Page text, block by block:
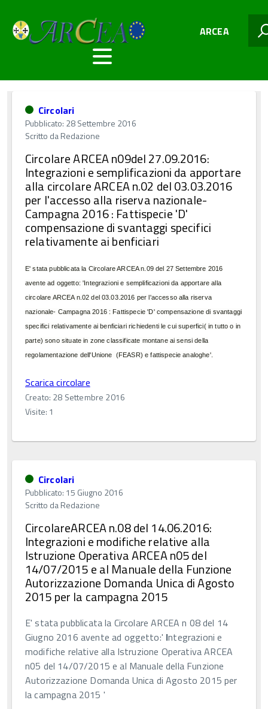
ARCEA
Circolari
Pubblicato: 28 Settembre 2016
Scritto daRedazione
Circolare ARCEA n09del 27.09.2016:
Integrazioni e semplificazioni da apportare
alla circolare ARCEA n.02 del 03.03.2016
per l'accesso alla riserva nazionale-
Campagna 2016 : Fattispecie 'D'
compensazione di svantaggi specifici
relativamente ai benficiari
E' stata pubblicata la Circolare ARCEA n.09 del 27 Settembre 2016
avente ad oggetto: 'Integrazioni e semplificazioni da apportare alla
circolare ARCEA n.02 del 03.03.2016 per l'accesso alla riserva
nazionale- Campagna 2016 : Fattispecie 'D' compensazione di svantaggi
specifici relativamente ai benficiari richiedenti le cui superfici( in tutto o in
parte) sono situate in zone classificate montane ai sensi della
regolamentazione dell'Unione (FEASR) e fattispecie analoghe'.
Scarica circolare
Creato: 28 Settembre 2016
Visite: 1
Circolari
Pubblicato: 15 Giugno 2016
Scritto daRedazione
CircolareARCEA n.08 del 14.06.2016:
Integrazioni e modifiche relative alla
Istruzione Operativa ARCEA n05 del
14/07/2015 e al Manuale della Funzione
Autorizzazione Domanda Unica di Agosto
2015 per la campagna 2015
E' stata pubblicata la Circolare ARCEA n 08 del 14
Giugno 2016 avente ad oggetto:' Integrazioni e
modifiche relative alla Istruzione Operativa ARCEA
n05 del 14/07/2015 e al Manuale della Funzione
Autorizzazione Domanda Unica di Agosto 2015 per
la campagna 2015 '